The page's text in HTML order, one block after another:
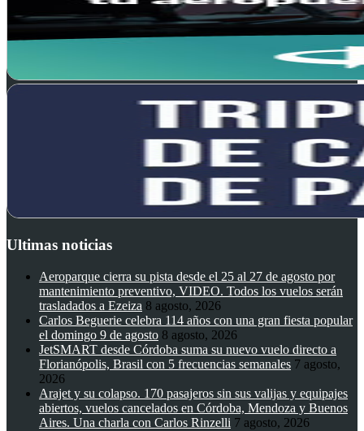
Ultimas noticias
Aeroparque cierra su pista desde el 25 al 27 de agosto por
mantenimiento preventivo, VIDEO. Todos los vuelos serán
trasladados a Ezeiza 8 agosto, 2026
Carlos Beguerie celebra 114 años con una gran fiesta popular
el domingo 9 de agosto 8 agosto, 2026
JetSMART desde Córdoba suma su nuevo vuelo directo a
Florianópolis, Brasil con 5 frecuencias semanales 7 agosto,
2026
Arajet y su colapso. 170 pasajeros sin sus valijas y equipajes
abiertos, vuelos cancelados en Córdoba, Mendoza y Buenos
Aires. Una charla con Carlos Rinzelli 7 agosto, 2026